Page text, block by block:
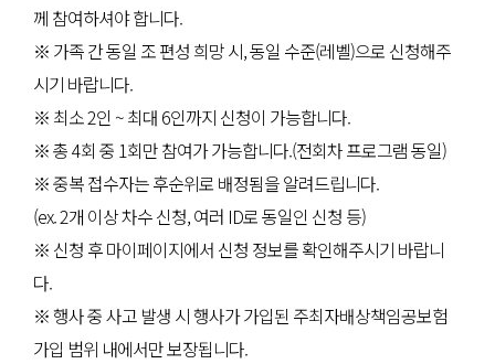
께 참여하셔야 합니다.
※ 가족 간 동일 조 편성 희망 시, 동일 수준(레벨)으로 신청해주
시기 바랍니다.
※ 최소 2인 ~ 최대 6인까지 신청이 가능합니다.
※ 총 4회 중 1회만 참여가 가능합니다.(전회차 프로그램 동일)
※ 중복 접수자는 후순위로 배정됨을 알려드립니다.
(ex. 2개 이상 차수 신청, 여러 ID로 동일인 신청 등)
※ 신청 후 마이페이지에서 신청 정보를 확인해주시기 바랍니
다.
※ 행사 중 사고 발생 시 행사가 가입된 주최자배상책임공보험
가입 범위 내에서만 보장됩니다.